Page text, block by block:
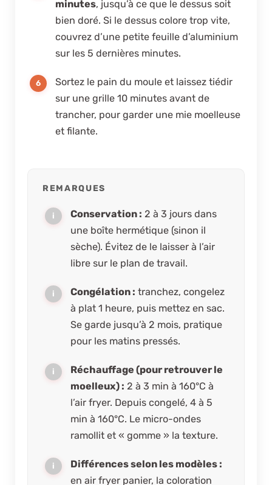
minutes, jusqu’à ce que le dessus soit
bien doré. Si le dessus colore trop vite,
couvrez d’une petite feuille d’aluminium
sur les 5 dernières minutes.
Sortez le pain du moule et laissez tiédir
sur une grille 10 minutes avant de
trancher, pour garder une mie moelleuse
et filante.
REMARQUES
Conservation : 2 à 3 jours dans
une boîte hermétique (sinon il
sèche). Évitez de le laisser à l’air
libre sur le plan de travail.
Congélation : tranchez, congelez
à plat 1 heure, puis mettez en sac.
Se garde jusqu’à 2 mois, pratique
pour les matins pressés.
Réchauffage (pour retrouver le
moelleux) : 2 à 3 min à 160°C à
l’air fryer. Depuis congelé, 4 à 5
min à 160°C. Le micro-ondes
ramollit et « gomme » la texture.
Différences selon les modèles :
en air fryer panier, la coloration